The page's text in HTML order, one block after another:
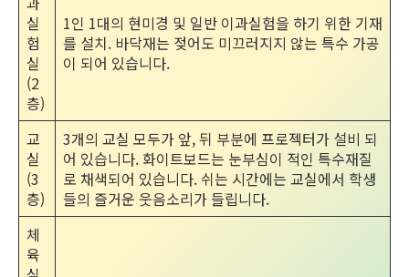
실
험
실
(2
층)
1인 1대의 현미경 및 일반 이과실험을 하기 위한 기재
를 설치. 바닥재는 젖어도 미끄러지지 않는 특수 가공
이 되어 있습니다.
교
실
(3
층)
3개의 교실 모두가 앞, 뒤 부분에 프로젝터가 설비 되
어 있습니다. 화이트보드는 눈부심이 적인 특수재질
로 채색되어 있습니다. 쉬는 시간에는 교실에서 학생
들의 즐거운 웃음소리가 들립니다.
체
육